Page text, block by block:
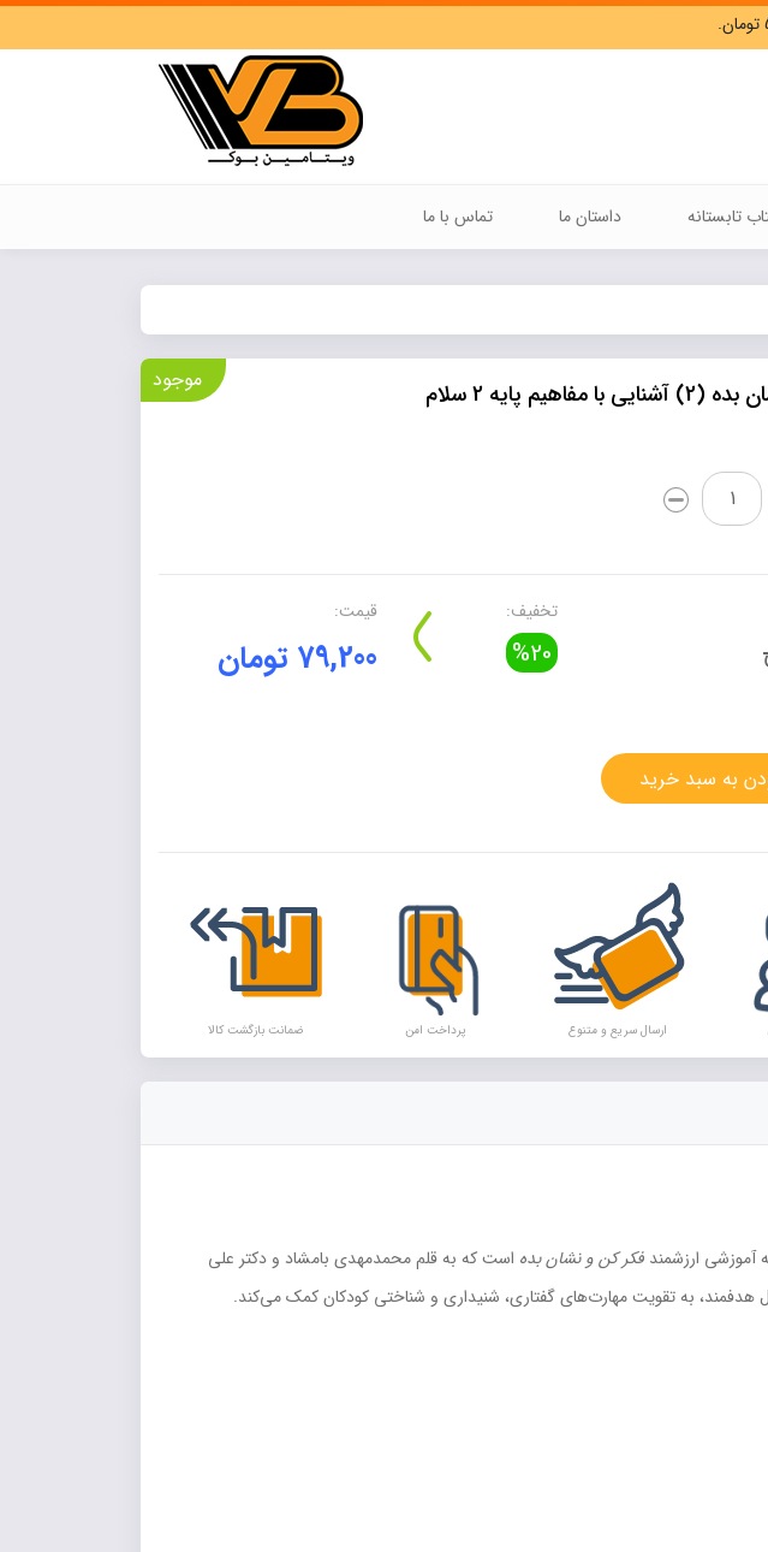
تابستانه داستان ما تماس با ما
پایه 2 سلام موجود
فکر
کن
نشان
2
سلام
تخفیف:
%20
قیمت:
79,200 تومان
به سبد خرید
ارسال سریع و متنوع پرداخت امن ضمانت بازگشت کالا
فکر کن و نشان بده است که به قلم محمدمهدی بامشاد و دکتر علی
به تقویت مهارت‌های گفتاری، شنیداری و شناختی کودکان کمک می‌کند.